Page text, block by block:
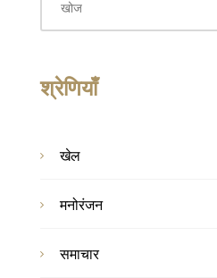
श्रेणियाँ
खेल
मनोरंजन
समाचार